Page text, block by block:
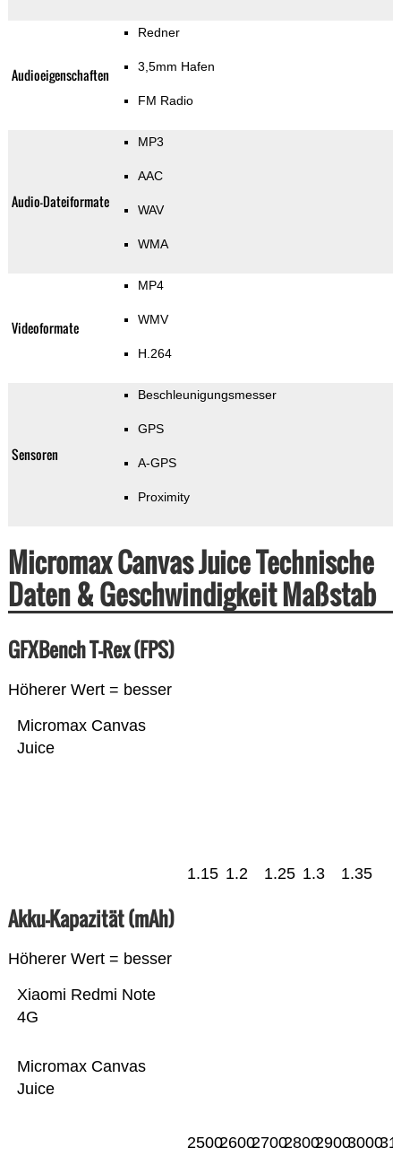
Audioeigenschaften
Redner
3,5mm Hafen
FM Radio
Audio-Dateiformate
MP3
AAC
WAV
WMA
Videoformate
MP4
WMV
H.264
Sensoren
Beschleunigungsmesser
GPS
A-GPS
Proximity
Micromax Canvas Juice Technische
Daten & Geschwindigkeit Maßstab
GFXBench T-Rex (FPS)
Höherer Wert = besser
Micromax Canvas
Juice
1.15 1.2 1.25 1.3 1.35
Akku-Kapazität (mAh)
Höherer Wert = besser
Micromax Canvas
Juice
Xiaomi Redmi Note
4G
250026002700280029003000